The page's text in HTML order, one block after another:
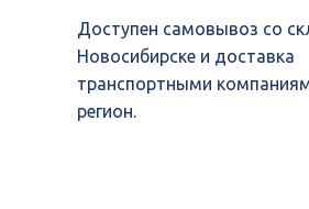
Доступен самовывоз со
Новосибирске и доставка
транспортными
регион.